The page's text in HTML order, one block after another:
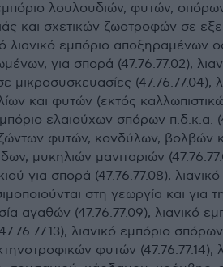
λουλουδιών, φυτών,
και σχετικών ζωοτροφών σε
λιανικό εμπόριο αποξηραμένων
για σπορά (47.76.77.02),
μικροσυσκευασίες (47.76.77.04),
και φυτών (εκτός
ελαιούχων σπόρων π.δ.κ.α.
φυτών, κονδύλων, βολβών
μυκηλιών μανιταριών
για σπορά (47.76.77.08),
στη γεωργία και για
αγαθών (47.76.77.09), λιανικό
λιανικό εμπόριο
φυτών (47.76.77.14),